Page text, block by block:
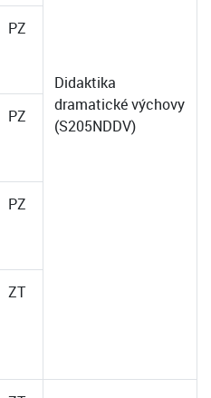
Didaktika
dramatické výchovy
(S205NDDV)
PZ
PZ
PZ
ZT